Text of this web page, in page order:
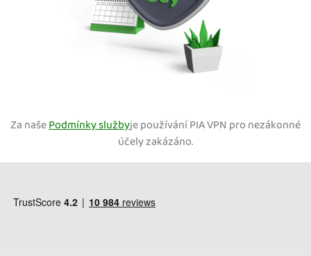
Za našePodmínky službyje používání PIA VPN pro nezákonné
účely zakázáno.